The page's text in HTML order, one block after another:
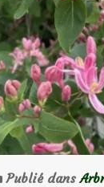
Publié dans